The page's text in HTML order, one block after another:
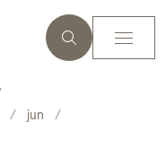
jun